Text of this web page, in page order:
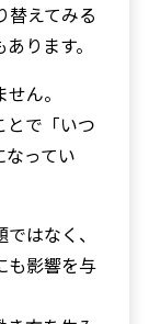
替えてみる
ります。
ん。
とで「いつ
ってい
はなく、
も影響を与